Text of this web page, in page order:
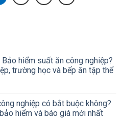
hiểm suất ăn công nghiệp?
trường học và bếp ăn tập thể
nghiệp có bắt buộc không?
hiểm và báo giá mới nhất